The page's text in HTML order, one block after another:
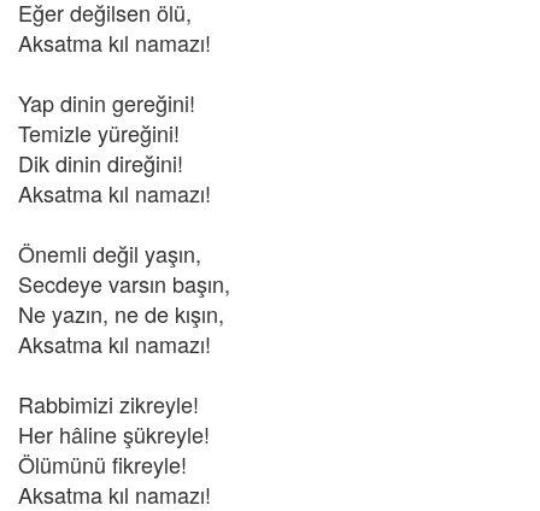
Eğer değilsen ölü,
Aksatma kıl namazı!
Yap dinin gereğini!
Temizle yüreğini!
Dik dinin direğini!
Aksatma kıl namazı!
Önemli değil yaşın,
Secdeye varsın başın,
Ne yazın, ne de kışın,
Aksatma kıl namazı!
Rabbimizi zikreyle!
Her hâline şükreyle!
Ölümünü fikreyle!
Aksatma kıl namazı!